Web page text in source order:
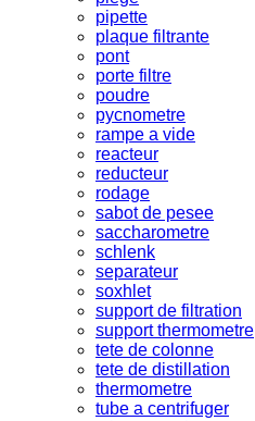
pipette
plaque filtrante
pont
porte filtre
poudre
pycnometre
rampe a vide
reacteur
reducteur
rodage
sabot de pesee
saccharometre
schlenk
separateur
soxhlet
support de filtration
support thermometre
tete de colonne
tete de distillation
thermometre
tube a centrifuger